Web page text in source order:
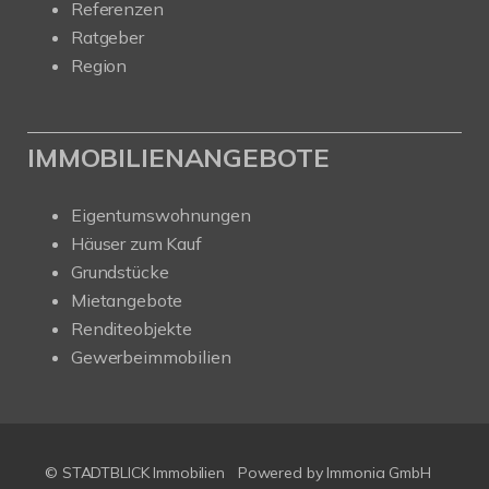
Referenzen
Ratgeber
Region
IMMOBILIENANGEBOTE
Eigentumswohnungen
Häuser zum Kauf
Grundstücke
Mietangebote
Renditeobjekte
Gewerbeimmobilien
© STADTBLICK Immobilien Powered by Immonia GmbH